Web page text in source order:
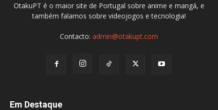
OtakuPT é o maior site de Portugal sobre anime e mangá, e
também falamos sobre videojogos e tecnologia!
Contacto: admin@otakupt.com
Em Destaque